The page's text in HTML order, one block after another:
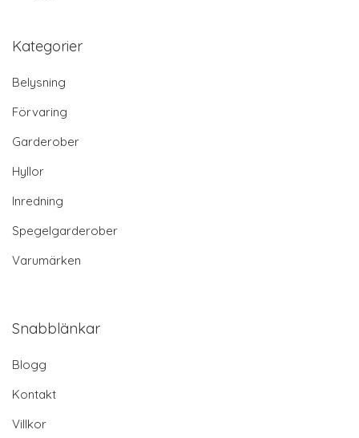
Kategorier
Belysning
Förvaring
Garderober
Hyllor
Inredning
Spegelgarderober
Varumärken
Snabblänkar
Blogg
Kontakt
Villkor